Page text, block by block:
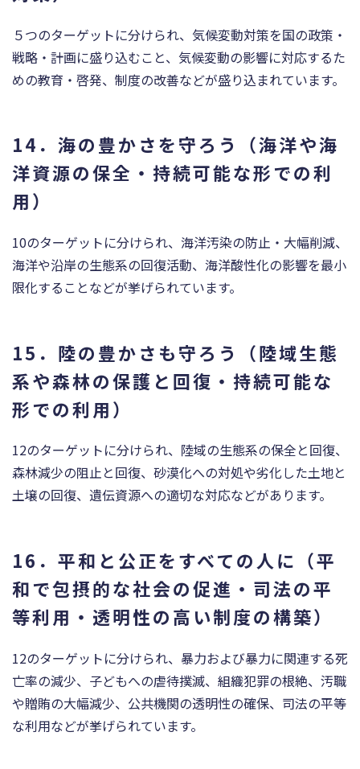
５つのターゲットに分けられ、気候変動対策を国の政策・
戦略・計画に盛り込むこと、気候変動の影響に対応するた
めの教育・啓発、制度の改善などが盛り込まれています。
14．海の豊かさを守ろう（海洋や海
洋資源の保全・持続可能な形での利
用）
10のターゲットに分けられ、海洋汚染の防止・大幅削減、
海洋や沿岸の生態系の回復活動、海洋酸性化の影響を最小
限化することなどが挙げられています。
15．陸の豊かさも守ろう（陸域生態
系や森林の保護と回復・持続可能な
形での利用）
12のターゲットに分けられ、陸域の生態系の保全と回復、
森林減少の阻止と回復、砂漠化への対処や劣化した土地と
土壌の回復、遺伝資源への適切な対応などがあります。
16．平和と公正をすべての人に（平
和で包摂的な社会の促進・司法の平
等利用・透明性の高い制度の構築）
12のターゲットに分けられ、暴力および暴力に関連する死
亡率の減少、子どもへの虐待撲滅、組織犯罪の根絶、汚職
や贈賄の大幅減少、公共機関の透明性の確保、司法の平等
な利用などが挙げられています。